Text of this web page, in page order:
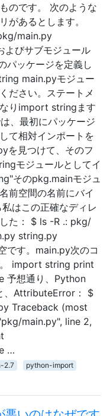
のです。 次のような
があるとします。
main.py
びサブモジュール
パッケージを定義し
main.pyモジュー
ださい。ステートメ
りimport stringます
、最初にパッケージ
て相対インポートを
を見つけて、そのフ
モジュールとしてイ
そのpkg.mainモジュ
前空間の名前にバイ
はこの正確なディレ
た： $ ls -R .: pkg/
string.py
です。main.py次のコ
。 import string print
予想通り、Python
、AttributeError： $
Traceback (most
main.py", line 2,
…
2.7
python-import